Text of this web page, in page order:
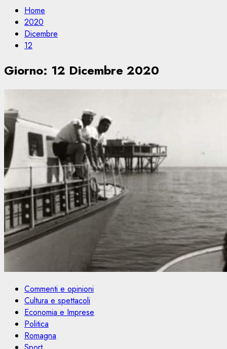
Home
2020
Dicembre
12
Giorno: 12 Dicembre 2020
Commenti e opinioni
Cultura e spettacoli
Economia e Imprese
Politica
Romagna